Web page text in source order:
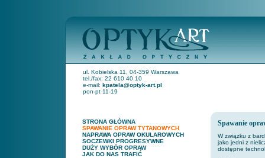
ul. Kobielska 11, 04-359 Warszawa
tel./fax: 22 610 40 10
e-mail: kpatela@optyk-art.pl
pon-pt 11-19
STRONA GŁÓWNA
SPAWANIE OPRAW TYTANOWYCH
NAPRAWA OPRAW OKULAROWYCH
SOCZEWKI PROGRESYWNE
DUŻY WYBÓR OPRAW
JAK DO NAS TRAFIĆ
Spawanie
W związku z
jako jedni z
dostępne